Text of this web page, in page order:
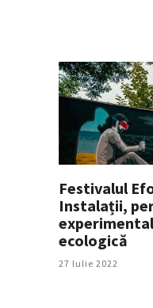
Festivalul
Instalații,
ecologică
27 Iulie 2022